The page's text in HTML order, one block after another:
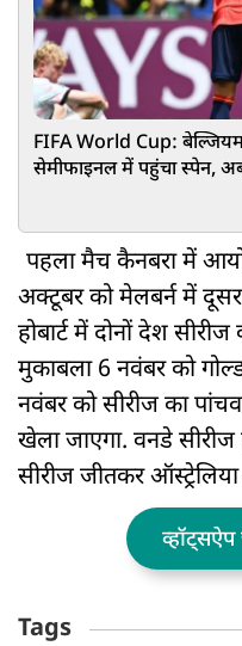
FIFA World Cup:
सेमीफाइनल में पहुंचा स्पेन,
पहला मैच कैनबरा में
अक्टूबर को मेलबर्न में
होबार्ट में दोनों देश
मुकाबला 6 नवंबर को
नवंबर को सीरीज का
खेला जाएगा. वनडे सीरीज
सीरीज जीतकर
Tags